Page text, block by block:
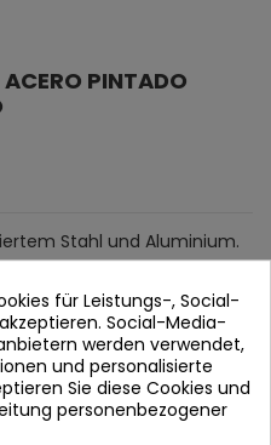
PINTADO
Stahl und Aluminium.
für Leistungs-, Social-
Social-Media-
werden verwendet,
und personalisierte
Sie diese Cookies und
personenbezogener